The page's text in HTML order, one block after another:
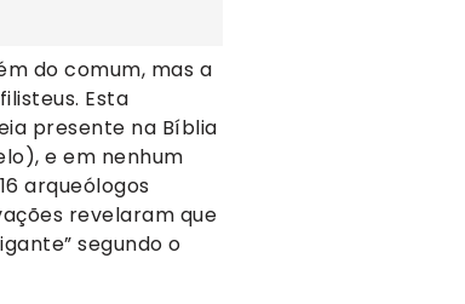
do comum, mas a
Esta
presente na Bíblia
e em nenhum
arqueólogos
revelaram que
segundo o